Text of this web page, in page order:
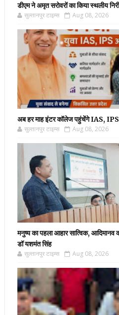
डीएम ने अमृत सरोवरों का किया स्थलीय
सुल्तानपुर टाइम्स Aug 08, 2026
अब हर माह इंटर कॉलेज पहुंचेंगे IAS,
सुल्तानपुर टाइम्स Aug 08, 2026
मनुष्य का पहला आहार सात्विक, आदिमानव
डॉ यशमंत सिंह
सुल्तानपुर टाइम्स Aug 08, 2026